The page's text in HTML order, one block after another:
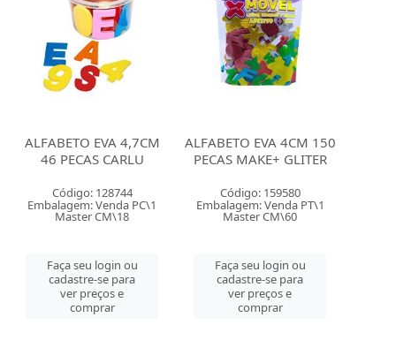
ALFABETO EVA 4,7CM
46 PECAS CARLU
Código: 128744
Embalagem: Venda PC\1
Master CM\18
Faça seu login ou
cadastre-se para
ver preços e
comprar
ALFABETO EVA 4CM 150
PECAS MAKE+ GLITER
Código: 159580
Embalagem: Venda PT\1
Master CM\60
Faça seu login ou
cadastre-se para
ver preços e
comprar